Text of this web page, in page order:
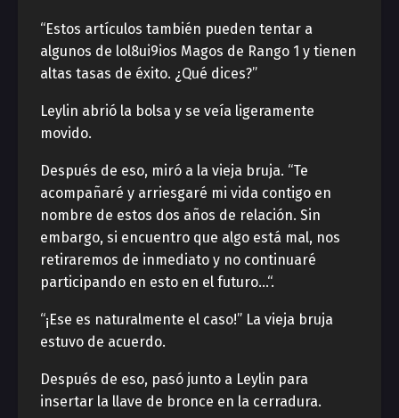
“Estos artículos también pueden tentar a
algunos de lol8ui9ios Magos de Rango 1 y tienen
altas tasas de éxito. ¿Qué dices?”
Leylin abrió la bolsa y se veía ligeramente
movido.
Después de eso, miró a la vieja bruja. “Te
acompañaré y arriesgaré mi vida contigo en
nombre de estos dos años de relación. Sin
embargo, si encuentro que algo está mal, nos
retiraremos de inmediato y no continuaré
participando en esto en el futuro…“.
“¡Ese es naturalmente el caso!” La vieja bruja
estuvo de acuerdo.
Después de eso, pasó junto a Leylin para
insertar la llave de bronce en la cerradura.